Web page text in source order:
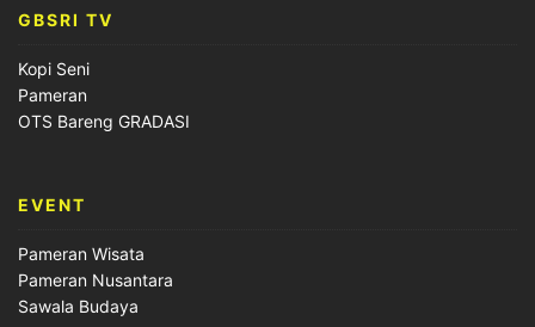
GBSRI TV
Kopi Seni
Pameran
OTS Bareng GRADASI
EVENT
Pameran Wisata
Pameran Nusantara
Sawala Budaya